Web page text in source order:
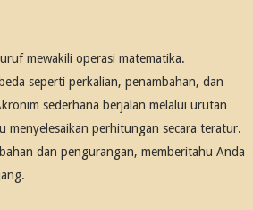
mewakili operasi matematika.
seperti perkalian, penambahan, dan
sederhana berjalan melalui urutan
menyelesaikan perhitungan secara teratur.
dan pengurangan, memberitahu Anda